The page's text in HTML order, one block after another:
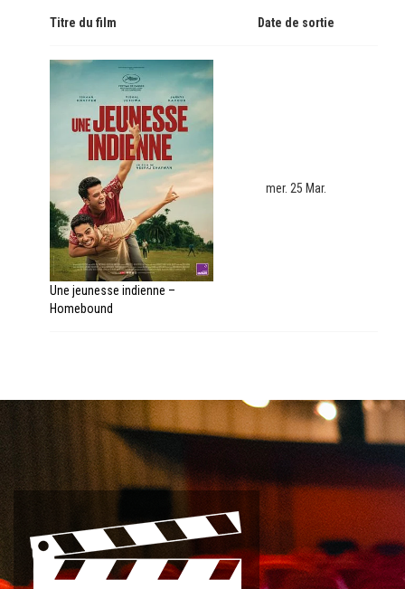
Titre du film Date de sortie
Une jeunesse indienne –
Homebound
mer. 25 Mar.